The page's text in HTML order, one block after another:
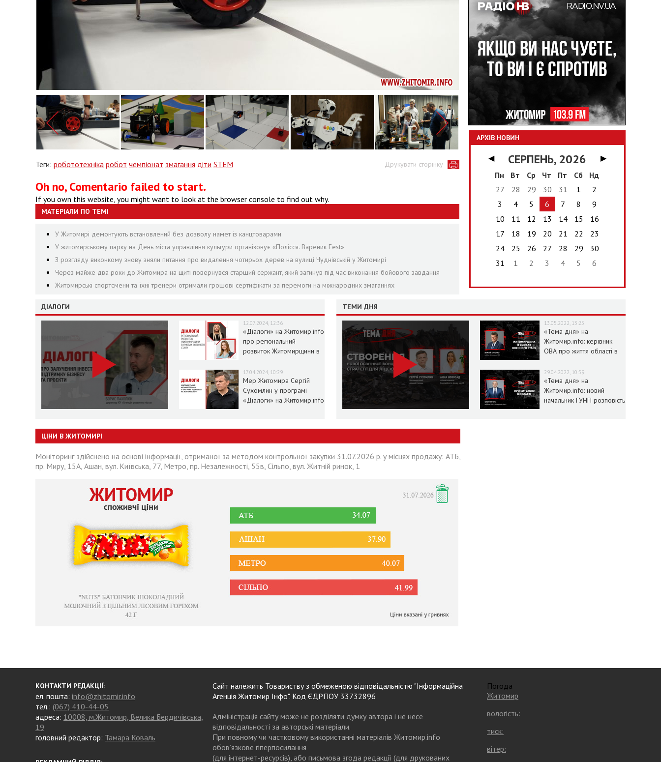
Друкувати сторінку
Теги: робототехніка робот чемпіонат змагання діти STEM
Oh no, Comentario failed to start.
If you own this website, you might want to look at the browser console to find out why.
МАТЕРІАЛИ ПО ТЕМІ
У Житомирі демонтують встановлений без дозволу намет із канцтоварами
У житомирському парку на День міста управління культури організовує «Полісся. Вареник Fest»
З розгляду виконкому знову зняли питання про видалення чотирьох дерев на вулиці Чуднівській у Житомирі
Через майже два роки до Житомира на щиті повернувся старший сержант, який загинув під час виконання бойового завдання
Житомирські спортсмени та їхні тренери отримали грошові сертифікати за перемоги на міжнародних змаганнях
АРХІВ НОВИН
◀ СЕРПЕНЬ, 2026
▶
Пн
Вт Ср Чт Пт Сб
Нд
27
28 29 30 31 1
2
3
4 5 6 7 8
9
10
11 12 13 14 15
16
17
18 19 20 21 22
23
24
25 26 27 28 29
30
31
1 2 3 4 5 6
ДІАЛОГИ
12.07.2024, 12:36
«Діалоги» на Житомир.info
про регіональний
розвиток Житомирщини в
17.04.2024, 10:29
Мер Житомира Сергій
Сухомлин у програмі
«Діалоги» на Житомир.info
ТЕМИ ДНЯ
13.05.2022, 13:25
«Тема дня» на
Житомир.info: керівник
ОВА про життя області в
29.04.2022, 10:59
«Тема дня» на
Житомир.info: новий
начальник ГУНП розповість
ЦІНИ В ЖИТОМИРІ
Моніторинг здійснено на основі інформації, отриманої за методом контрольної закупки 31.07.2026 р. у місцях продажу: АТБ,
пр. Миру, 15А, Ашан, вул. Київська, 77, Метро, пр. Незалежності, 55в, Сільпо, вул. Житній ринок, 1
КОНТАКТИ РЕДАКЦІЇ:
ел. пошта: info@zhitomir.info
тел.: (067) 410-44-05
адреса: 10008, м.Житомир, Велика Бердичівська,
19
головний редактор: Тамара Коваль
Сайт належить Товариству з обмеженою відповідальністю "Інформаційна
Агенція Житомир Інфо". Код ЄДРПОУ 33732896
Адміністрація сайту може не розділяти думку автора і не несе
відповідальності за авторські матеріали.
При повному чи частковому використанні матеріалів Житомир.info
обов’язкове гіперпосилання
(для інтернет-ресурсів), або письмова згода редакції (для друкованих
Погода
Житомир
вологість:
тиск:
вітер: